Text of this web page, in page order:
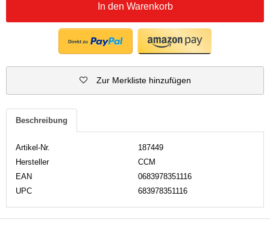
In den Warenkorb
Zur Merkliste hinzufügen
Beschreibung
Artikel-Nr.
187449
Hersteller
CCM
EAN
0683978351116
UPC
683978351116